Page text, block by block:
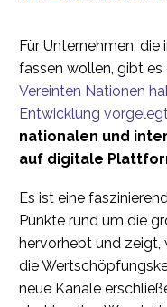
Für Unternehmen,
fassen wollen, gibt es
Vereinten Nationen
Entwicklung
nationalen und
auf digitale
Es ist eine
Punkte rund um die
hervorhebt und zeigt,
die
neue Kanäle